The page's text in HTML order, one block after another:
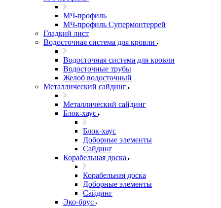
МЧ-профиль
МЧ-профиль Супермонтеррей
Гладкий лист
Водосточная система для кровли
Водосточная система для кровли
Водосточные трубы
Желоб водосточный
Металлический сайдинг
Металлический сайдинг
Блок-хаус
Блок-хаус
Доборные элементы
Сайдинг
Корабельная доска
Корабельная доска
Доборные элементы
Сайдинг
Эко-брус